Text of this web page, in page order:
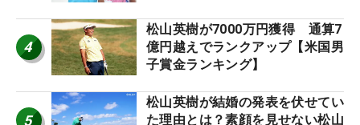
4
松山英樹が7000万円獲得 通算7
億円越えでランクアップ【米国男
子賞金ランキング】
5
松山英樹が結婚の発表を伏せてい
た理由とは？素顔を見せない松山